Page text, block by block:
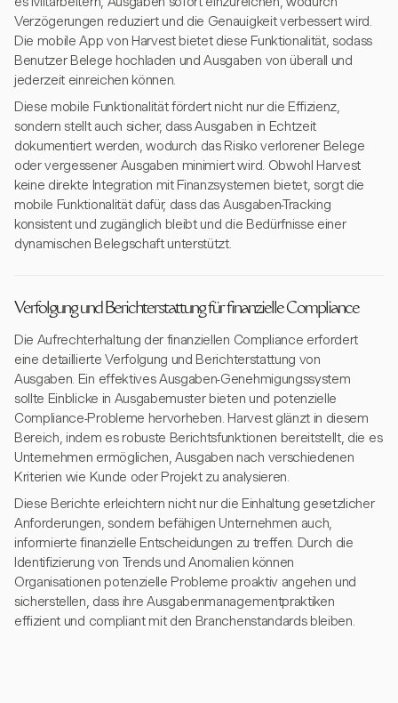
Verzögerungen reduziert und die Genauigkeit verbessert wird.
Die mobile App von Harvest bietet diese Funktionalität, sodass
Benutzer Belege hochladen und Ausgaben von überall und
jederzeit einreichen können.
Diese mobile Funktionalität fördert nicht nur die Effizienz,
sondern stellt auch sicher, dass Ausgaben in Echtzeit
dokumentiert werden, wodurch das Risiko verlorener Belege
oder vergessener Ausgaben minimiert wird. Obwohl Harvest
keine direkte Integration mit Finanzsystemen bietet, sorgt die
mobile Funktionalität dafür, dass das Ausgaben-Tracking
konsistent und zugänglich bleibt und die Bedürfnisse einer
dynamischen Belegschaft unterstützt.
Verfolgung und Berichterstattung für finanzielle Compliance
Die Aufrechterhaltung der finanziellen Compliance erfordert
eine detaillierte Verfolgung und Berichterstattung von
Ausgaben. Ein effektives Ausgaben-Genehmigungssystem
sollte Einblicke in Ausgabemuster bieten und potenzielle
Compliance-Probleme hervorheben. Harvest glänzt in diesem
Bereich, indem es robuste Berichtsfunktionen bereitstellt, die es
Unternehmen ermöglichen, Ausgaben nach verschiedenen
Kriterien wie Kunde oder Projekt zu analysieren.
Diese Berichte erleichtern nicht nur die Einhaltung gesetzlicher
Anforderungen, sondern befähigen Unternehmen auch,
informierte finanzielle Entscheidungen zu treffen. Durch die
Identifizierung von Trends und Anomalien können
Organisationen potenzielle Probleme proaktiv angehen und
sicherstellen, dass ihre Ausgabenmanagementpraktiken
effizient und compliant mit den Branchenstandards bleiben.